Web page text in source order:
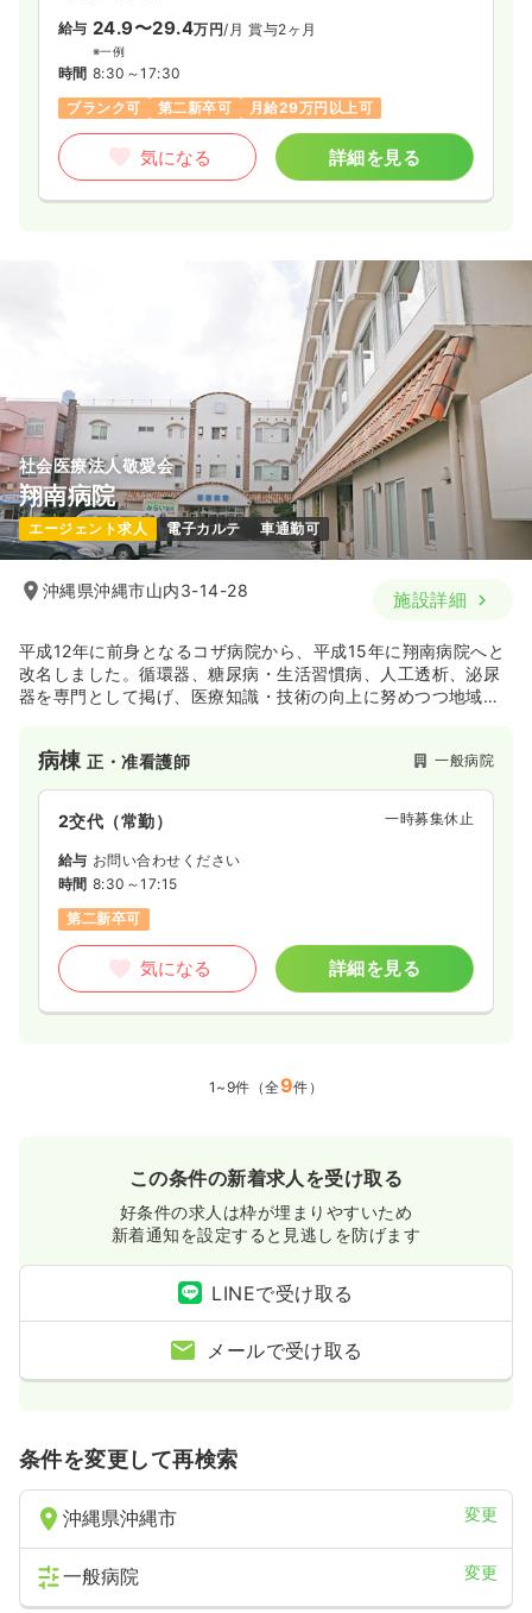
給与 24.9〜29.4万円/月 賞与2ヶ月
※一例
時間 8:30～17:30
ブランク可
第二新卒可 月給29万円以上可
気になる 詳細を見る
社会医療法人敬愛会
翔南病院
エージェント求人 電子カルテ 車通勤可
沖縄県沖縄市山内3-14-28 施設詳細
平成12年に前身となるコザ病院から、平成15年に翔南病院へと
改名しました。循環器、糖尿病・生活習慣病、人工透析、泌尿
器を専門として掲げ、医療知識・技術の向上に努めつつ地域医
病棟正・准看護師 一般病院
2交代（常勤） 一時募集休止
給与 お問い合わせください
時間 8:30～17:15
第二新卒可
気になる 詳細を見る
1~9件（全9件）
この条件の新着求人を受け取る
好条件の求人は枠が埋まりやすいため
新着通知を設定すると見逃しを防げます
LINEで受け取る
メールで受け取る
条件を変更して再検索
沖縄県沖縄市 変更
一般病院 変更